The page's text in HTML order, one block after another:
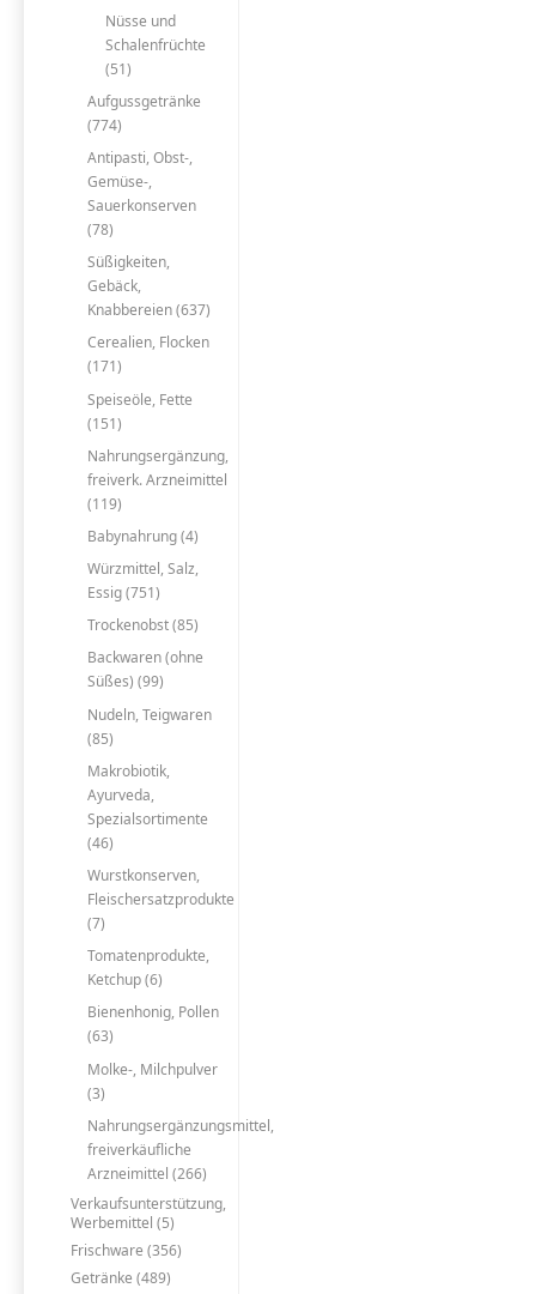
Nüsse und
Schalenfrüchte
(51)
Aufgussgetränke
(774)
Antipasti, Obst-,
Gemüse-,
Sauerkonserven
(78)
Süßigkeiten,
Gebäck,
Knabbereien (637)
Cerealien, Flocken
(171)
Speiseöle, Fette
(151)
Nahrungsergänzung,
freiverk. Arzneimittel
(119)
Babynahrung (4)
Würzmittel, Salz,
Essig (751)
Trockenobst (85)
Backwaren (ohne
Süßes) (99)
Nudeln, Teigwaren
(85)
Makrobiotik,
Ayurveda,
Spezialsortimente
(46)
Wurstkonserven,
Fleischersatzprodukte
(7)
Tomatenprodukte,
Ketchup (6)
Bienenhonig, Pollen
(63)
Molke-, Milchpulver
(3)
Nahrungsergänzungsmittel,
freiverkäufliche
Arzneimittel (266)
Verkaufsunterstützung,
Werbemittel (5)
Frischware (356)
Getränke (489)